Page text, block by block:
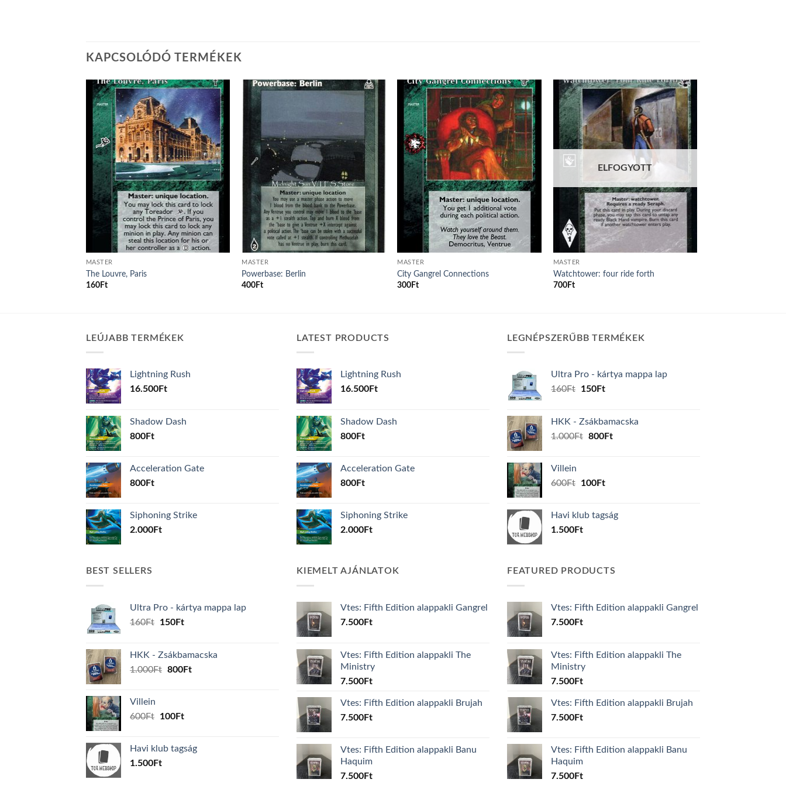
KAPCSOLÓDÓ TERMÉKEK
Add to
wishlist
MASTER
The Louvre, Paris
160Ft
Add to
wishlist
MASTER
Powerbase: Berlin
400 Ft
Add to
wishlist
MASTER
City Gangrel Connections
300 Ft
Add to
wishlist
ELFOGYOTT
MASTER
Watchtower: four ride forth
700Ft
LEÚJABB TERMÉKEK
Lightning Rush
16.500Ft
Shadow Dash
800Ft
Acceleration Gate
800Ft
Siphoning Strike
2.000Ft
LATEST PRODUCTS
Lightning Rush
16.500Ft
Shadow Dash
800Ft
Acceleration Gate
800Ft
Siphoning Strike
2.000Ft
LEGNÉPSZERŰBB TERMÉKEK
Ultra Pro - kártya mappa lap
160Ft
Original
160Ft.
150FtCurrent
150Ft.
HKK - Zsákbamacska
1.000Ft Original
800FtCurrent
Villein
600Ft
Original
600Ft.
100FtCurrent
100Ft.
Havi klub tagság
1.500Ft
BEST SELLERS
Ultra Pro - kártya mappa lap
160Ft
Original
160Ft.
150FtCurrent
150Ft.
HKK - Zsákbamacska
1.000Ft Original
800FtCurrent
Villein
600Ft
Original
600Ft.
100FtCurrent
100Ft.
Havi klub tagság
1.500Ft
KIEMELT AJÁNLATOK
Vtes: Fifth Edition alappakli Gangrel
7.500Ft
Vtes: Fifth Edition alappakli The
Ministry
7.500Ft
Vtes: Fifth Edition alappakli Brujah
7.500Ft
Vtes: Fifth Edition alappakli Banu
Haquim
7.500Ft
FEATURED PRODUCTS
Vtes: Fifth Edition alappakli Gangrel
7.500Ft
Vtes: Fifth Edition alappakli The
Ministry
7.500Ft
Vtes: Fifth Edition alappakli Brujah
7.500Ft
Vtes: Fifth Edition alappakli Banu
Haquim
7.500Ft